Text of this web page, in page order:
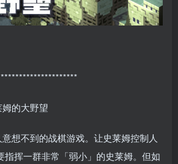
姆的大野望
意想不到的战棋游戏。让史莱姆控制人
指挥一群非常「弱小」的史莱姆。但如